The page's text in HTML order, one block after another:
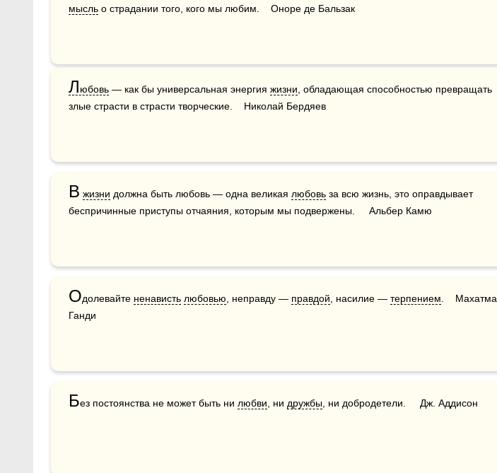
мысль о страдании того, кого мы любим.    Оноре де Бальзак
Любовь — как бы универсальная энергия жизни , обладающая способностью превращать
злые страсти в страсти творческие.    Николай Бердяев
В жизни должна быть любовь — одна великая любовь за всю жизнь, это оправдывает
беспричинные приступы отчаяния, которым мы подвержены.     Альбер Камю
Одолевайте ненависть любовью , неправду — правдой , насилие — терпением .    Махатма
Ганди
Без постоянства не может быть ни любви , ни дружбы , ни добродетели.     Дж. Аддисон